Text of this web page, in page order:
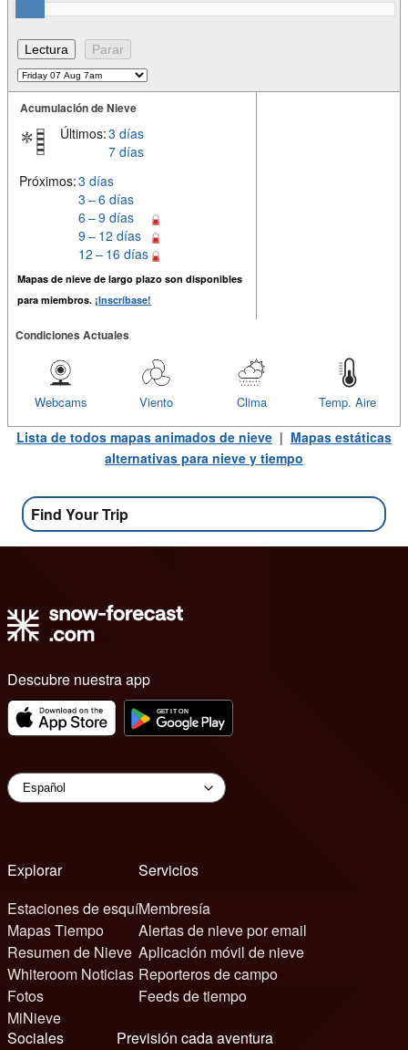
Acumulación de Nieve
Últimos:3 días
7 días
Próximos:3 días
3 – 6 días
6 – 9 días
9 – 12 días
12 – 16 días
Mapas de nieve de largo plazo son disponibles
para miembros. ¡Inscríbase!
Condiciones Actuales
Temp. Aire
Clima
Viento
Webcams
Lista de todos mapas animados de nieve | Mapas estáticas
alternativas para nieve y tiempo
Find Your Trip
Descubre nuestra app
Explorar
Estaciones de esquí
Mapas Tiempo
Resumen de Nieve
Whiteroom Noticias
Fotos
MiNieve
Servicios
Membresía
Alertas de nieve por email
Aplicación móvil de nieve
Reporteros de campo
Feeds de tiempo
Sociales
Previsión cada aventura